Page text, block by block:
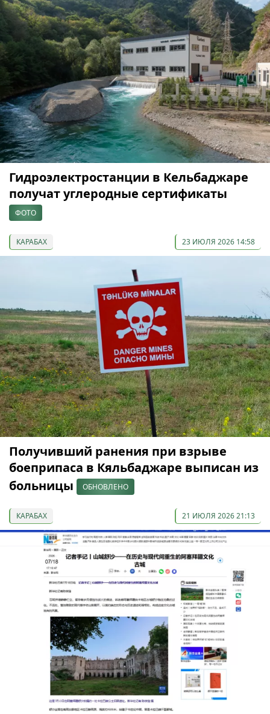
Гидроэлектростанции в Кельбаджаре
получат углеродные сертификаты
ФОТО
КАРАБАХ 23 ИЮЛЯ 2026 14:58
Получивший ранения при взрыве
боеприпаса в Кяльбаджаре выписан из
больницы
ОБНОВЛЕНО
КАРАБАХ 21 ИЮЛЯ 2026 21:13